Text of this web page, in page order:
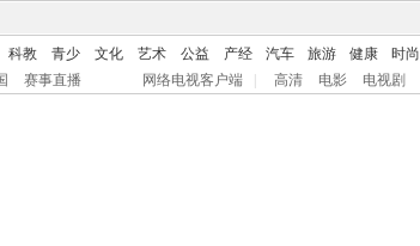
科教 青少 文化 艺术 公益 产经 汽车 旅游 健康 时尚
赛事直播 网络电视客户端 高清 电影 电视剧